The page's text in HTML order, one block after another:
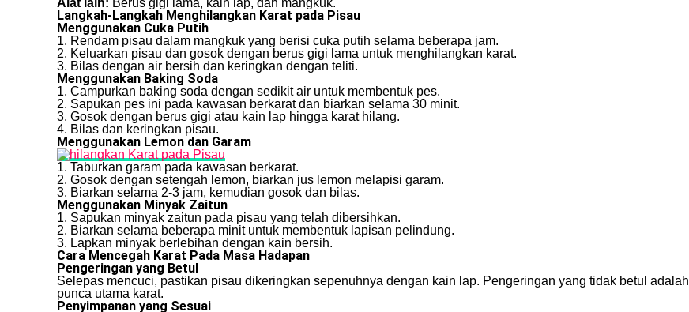
Alat lain: Berus gigi lama, kain lap, dan mangkuk.
Langkah-Langkah Menghilangkan Karat pada Pisau
Menggunakan Cuka Putih
1. Rendam pisau dalam mangkuk yang berisi cuka putih selama beberapa jam.
2. Keluarkan pisau dan gosok dengan berus gigi lama untuk menghilangkan karat.
3. Bilas dengan air bersih dan keringkan dengan teliti.
Menggunakan Baking Soda
1. Campurkan baking soda dengan sedikit air untuk membentuk pes.
2. Sapukan pes ini pada kawasan berkarat dan biarkan selama 30 minit.
3. Gosok dengan berus gigi atau kain lap hingga karat hilang.
4. Bilas dan keringkan pisau.
Menggunakan Lemon dan Garam
1. Taburkan garam pada kawasan berkarat.
2. Gosok dengan setengah lemon, biarkan jus lemon melapisi garam.
3. Biarkan selama 2-3 jam, kemudian gosok dan bilas.
Menggunakan Minyak Zaitun
1. Sapukan minyak zaitun pada pisau yang telah dibersihkan.
2. Biarkan selama beberapa minit untuk membentuk lapisan pelindung.
3. Lapkan minyak berlebihan dengan kain bersih.
Cara Mencegah Karat Pada Masa Hadapan
Pengeringan yang Betul
Selepas mencuci, pastikan pisau dikeringkan sepenuhnya dengan kain lap. Pengeringan yang tidak betul adalah
punca utama karat.
Penyimpanan yang Sesuai